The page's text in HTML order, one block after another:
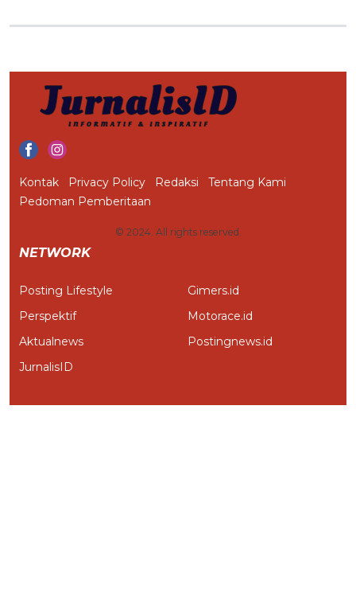
Kontak Privacy Policy Redaksi
Tentang Kami
Pedoman Pemberitaan
© 2024. All rights reserved.
NETWORK
Posting Lifestyle
Perspektif
Aktualnews
JurnalisID
Gimers.id
Motorace.id
Postingnews.id